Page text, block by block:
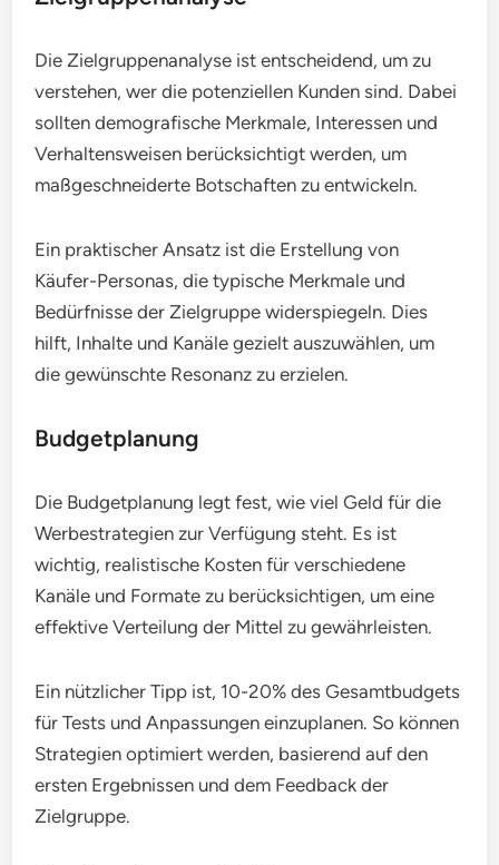
Die Zielgruppenanalyse ist entscheidend, um zu
verstehen, wer die potenziellen Kunden sind. Dabei
sollten demografische Merkmale, Interessen und
Verhaltensweisen berücksichtigt werden, um
maßgeschneiderte Botschaften zu entwickeln.
Ein praktischer Ansatz ist die Erstellung von
Käufer-Personas, die typische Merkmale und
Bedürfnisse der Zielgruppe widerspiegeln. Dies
hilft, Inhalte und Kanäle gezielt auszuwählen, um
die gewünschte Resonanz zu erzielen.
Budgetplanung
Die Budgetplanung legt fest, wie viel Geld für die
Werbestrategien zur Verfügung steht. Es ist
wichtig, realistische Kosten für verschiedene
Kanäle und Formate zu berücksichtigen, um eine
effektive Verteilung der Mittel zu gewährleisten.
Ein nützlicher Tipp ist, 10-20% des Gesamtbudgets
für Tests und Anpassungen einzuplanen. So können
Strategien optimiert werden, basierend auf den
ersten Ergebnissen und dem Feedback der
Zielgruppe.